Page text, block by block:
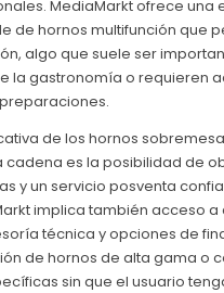
MediaMarkt ofrece una
de hornos multifunción que
algo que suele ser
la gastronomía o requieren
de los hornos
cadena es la posibilidad de
y un servicio posventa
implica también acceso a
técnica y opciones de
de hornos de alta gama o
sin que el usuario